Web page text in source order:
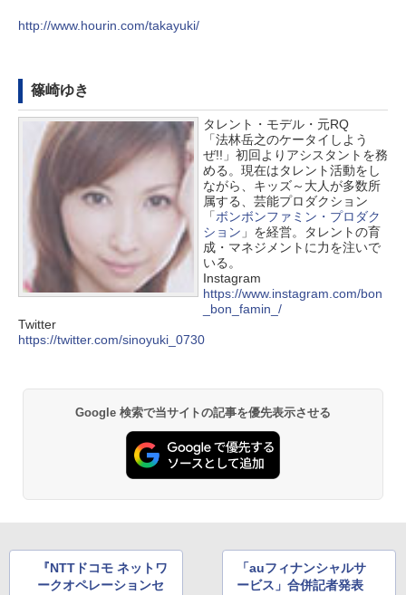
http://www.hourin.com/takayuki/
篠崎ゆき
タレント・モデル・元RQ
「法林岳之のケータイしよう
ぜ!!」初回よりアシスタントを務
める。現在はタレント活動をし
ながら、キッズ～大人が多数所
属する、芸能プロダクション
「ボンボンファミン・プロダク
ション 」を経営。タレントの育
成・マネジメントに力を注いで
いる。
Instagram
https://www.instagram.com/bon
_bon_famin_/
Twitter
https://twitter.com/sinoyuki_0730
Google 検索で当サイトの記事を優先表示させる
『NTTドコモ ネットワ
ークオペレーションセ
「auフィナンシャルサ
ービス」合併記者発表